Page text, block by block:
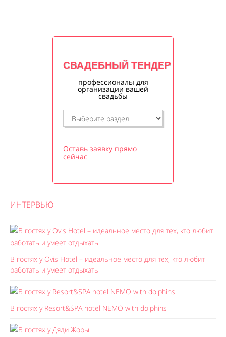
СВАДЕБНЫЙ ТЕНДЕР
профессионалы для
организации вашей
свадьбы
Оставь заявку прямо
сейчас
ИНТЕРВЬЮ
В гостях у Ovis Hotel – идеальное место для тех, кто любит
работать и умеет отдыхать
В гостях у Resort&SPA hotel NEMO with dolphins